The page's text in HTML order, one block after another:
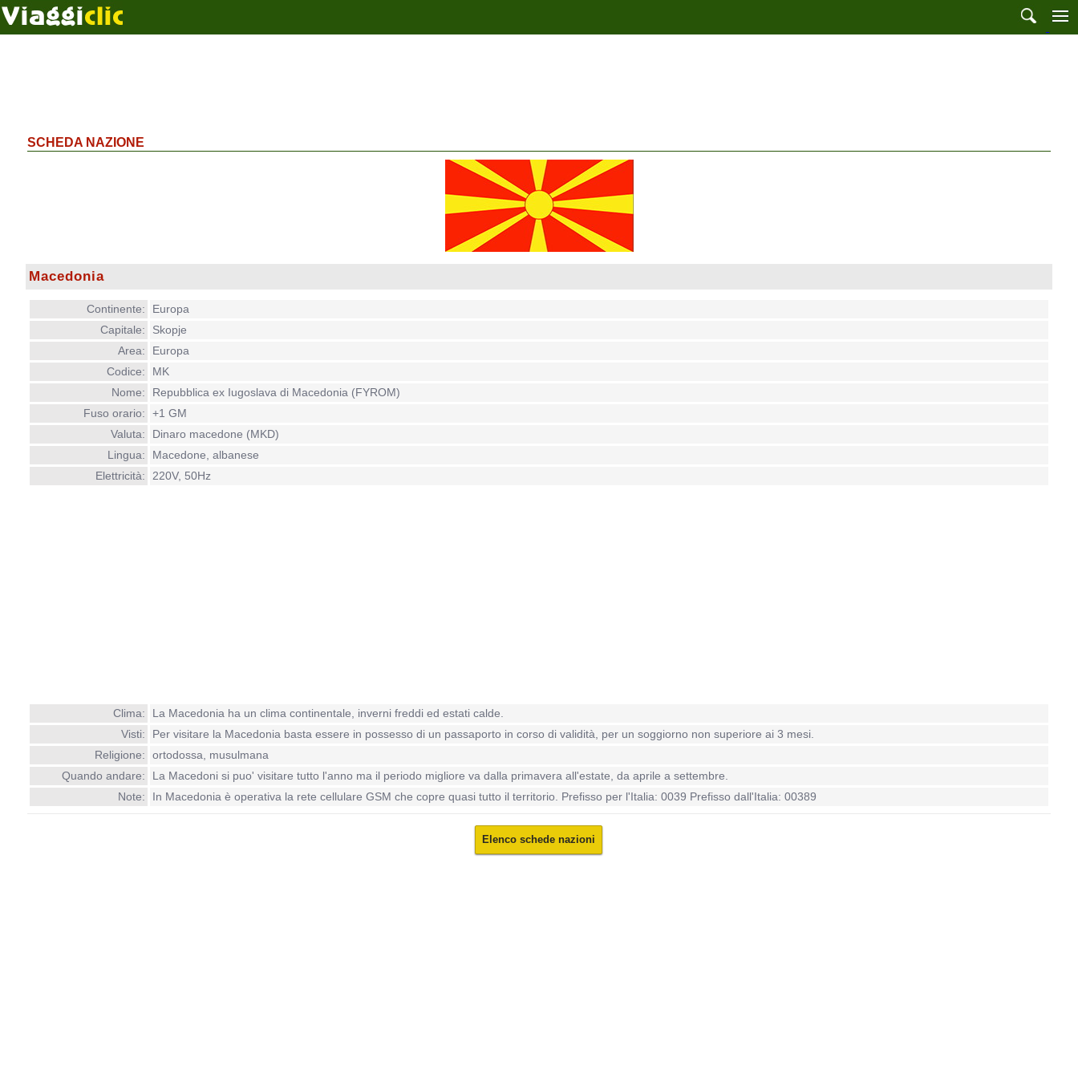
SCHEDA NAZIONE
Macedonia
Continente:
Europa
Capitale:
Skopje
Area:
Europa
Codice:
MK
Nome:
Repubblica ex Iugoslava di Macedonia (FYROM)
Fuso orario:
+1 GM
Valuta:
Dinaro macedone (MKD)
Lingua:
Macedone, albanese
Elettricità:
220V, 50Hz
Clima:
La Macedonia ha un clima continentale, inverni freddi ed estati calde.
Visti:
Per visitare la Macedonia basta essere in possesso di un passaporto in corso di validità, per un soggiorno non superiore ai 3 mesi.
Religione:
ortodossa, musulmana
Quando andare:
La Macedoni si puo' visitare tutto l'anno ma il periodo migliore va dalla primavera all'estate, da aprile a settembre.
Note:
In Macedonia è operativa la rete cellulare GSM che copre quasi tutto il territorio. Prefisso per l'Italia: 0039 Prefisso dall'Italia: 00389
Elenco schede nazioni